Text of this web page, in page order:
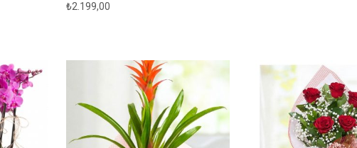
₺2.199,00